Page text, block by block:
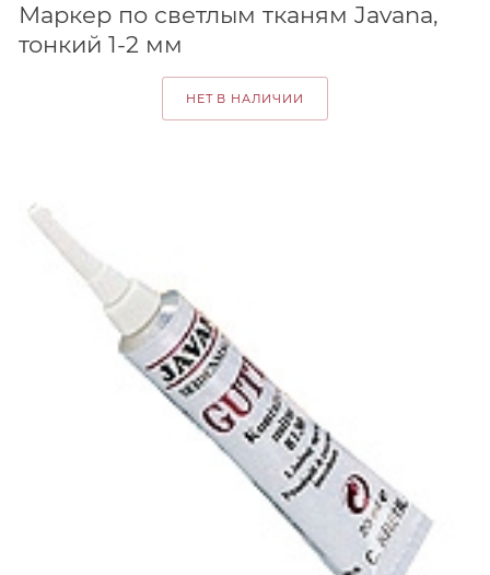
Маркер по светлым тканям Javana,
тонкий 1-2 мм
НЕТ В НАЛИЧИИ